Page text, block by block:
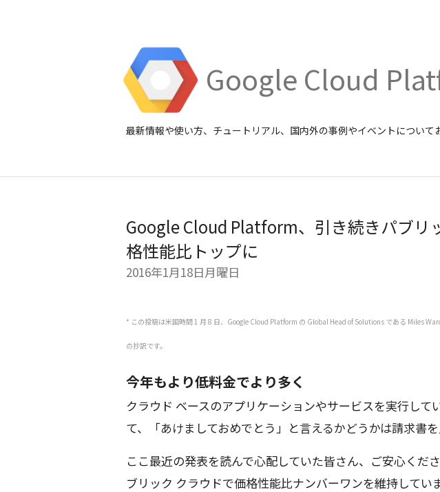
Google Cloud
最新情報や使い方、チュートリアル、国内外の事例やイベントについて
Google Cloud Platform、引き続きパブリ
格性能比トップに
2016年1月18日月曜日
* この投稿は米国時間 1 月 8 日、Google Cloud Platform の Global Head of Solutions である Miles
の抄訳です。
今年もより低料金でより多く
クラウド ベースのアプリケーションやサービスを実行して
て、「あけましておめでとう」と言えるかどうかは請求書を
ここ最近の発表を読んで心配していた皆さん、ご安心くだ
ブリック クラウドで価格性能比ナンバーワンを維持していま